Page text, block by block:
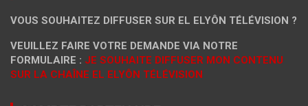
VOUS SOUHAITEZ DIFFUSER SUR EL ELYÔN TÉLÉVISION ?
VEUILLEZ FAIRE VOTRE DEMANDE VIA NOTRE
FORMULAIRE : JE SOUHAITE DIFFUSER MON CONTENU
SUR LA CHAÎNE EL ELYÔN TÉLÉVISION